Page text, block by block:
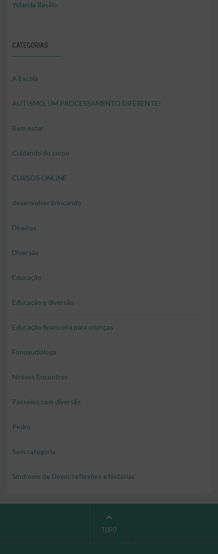
Yolanda Basilio
CATEGORIAS
A Escola
AUTISMO, UM PROCESSAMENTO DIFERENTE!
Bem estar
Cuidando do corpo
CURSOS ONLINE
desenvolver brincando
Direitos
Diversão
Educação
Educação e diversão
Educação financeira para crianças
Fonoaudióloga
Nossos Encontros
Passeios com diversão
Pedro
Sem categoria
Síndrome de Down, reflexões e histórias
TOPO